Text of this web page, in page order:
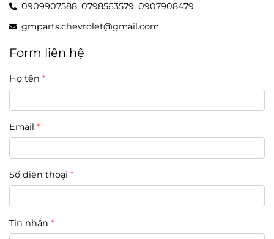
0909907588, 0798563579, 0907908479
gmparts.chevrolet@gmail.com
Form liên hệ
Họ tên
Email
Số điện thoại
Tin nhắn